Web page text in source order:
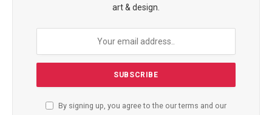
art & design.
By signing up, you agree to the our terms and our